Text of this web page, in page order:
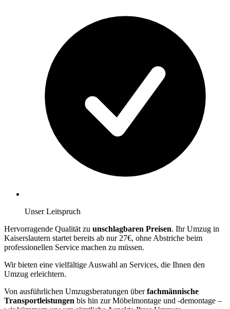
Unser Leitspruch
Hervorragende Qualität zu unschlagbaren Preisen. Ihr Umzug in
Kaiserslautern startet bereits ab nur 27€, ohne Abstriche beim
professionellen Service machen zu müssen.
Wir bieten eine vielfältige Auswahl an Services, die Ihnen den
Umzug erleichtern.
Von ausführlichen Umzugsberatungen überfachmännische
Transportleistungen bis hin zur Möbelmontage und -demontage –